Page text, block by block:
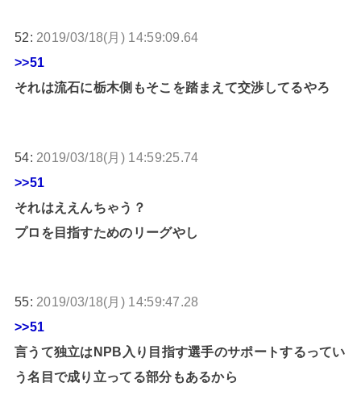
52: 2019/03/18(月) 14:59:09.64
>>51
それは流石に栃木側もそこを踏まえて交渉してるやろ
54: 2019/03/18(月) 14:59:25.74
>>51
それはええんちゃう？
プロを目指すためのリーグやし
55: 2019/03/18(月) 14:59:47.28
>>51
言うて独立はNPB入り目指す選手のサポートするってい
う名目で成り立ってる部分もあるから